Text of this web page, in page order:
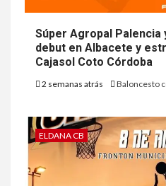
Súper Agropal Palencia
debut en Albacete y
Cajasol Coto Córdoba
2 semanas atrás Baloncesto
ELDANA CB